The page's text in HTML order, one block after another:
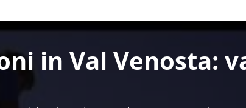
in Val Venosta: